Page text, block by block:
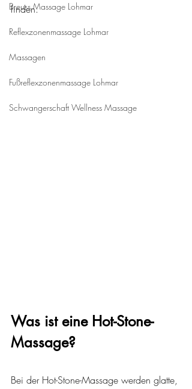
Breuss Massage Lohmar
Reflexzonenmassage Lohmar
Massagen
Fußreflexzonenmassage Lohmar
Schwangerschaft Wellness Massage
finden.
Was ist eine Hot-Stone-
Massage?
Bei der Hot-Stone-Massage werden glatte,